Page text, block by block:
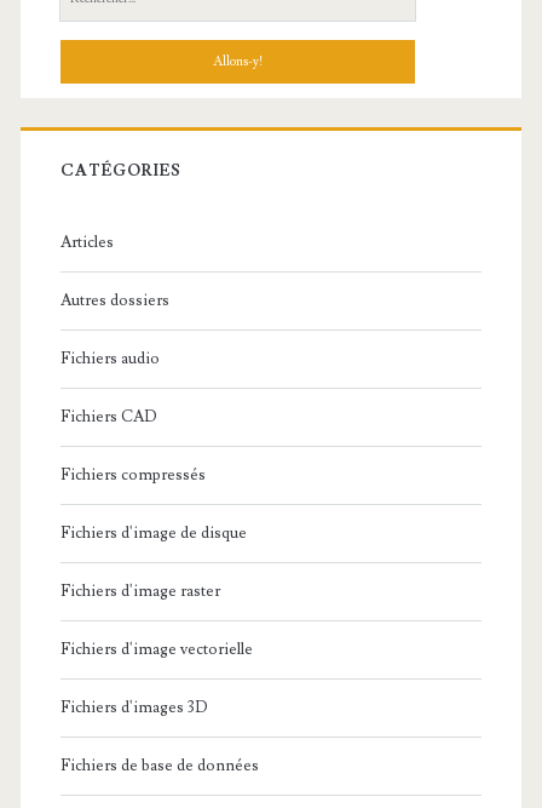
e
h
r
c
:
CATÉGORIES
Articles
Autres dossiers
Fichiers audio
Fichiers CAD
Fichiers compressés
Fichiers d'image de disque
Fichiers d'image raster
Fichiers d'image vectorielle
Fichiers d'images 3D
Fichiers de base de données